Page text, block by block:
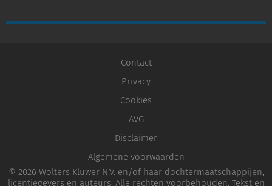
Contact
Privacy
Cookies
AVG
Disclaimer
Algemene voorwaarden
© 2026 Wolters Kluwer N.V. en/of haar dochtermaatschappijen,
licentiegevers en auteurs. Alle rechten voorbehouden. Tekst en